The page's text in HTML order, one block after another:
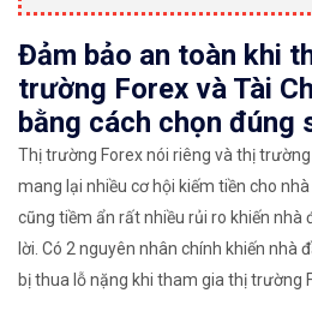
Đảm bảo an toàn khi
trường Forex và Tài
bằng cách chọn đúng
Thị trường Forex nói riêng và thị
mang lại nhiều cơ hội kiếm tiền cho
cũng tiềm ẩn rất nhiều rủi ro khiến nhà
lời. Có 2 nguyên nhân chính khiến nhà
bị thua lỗ nặng khi tham gia thị trường